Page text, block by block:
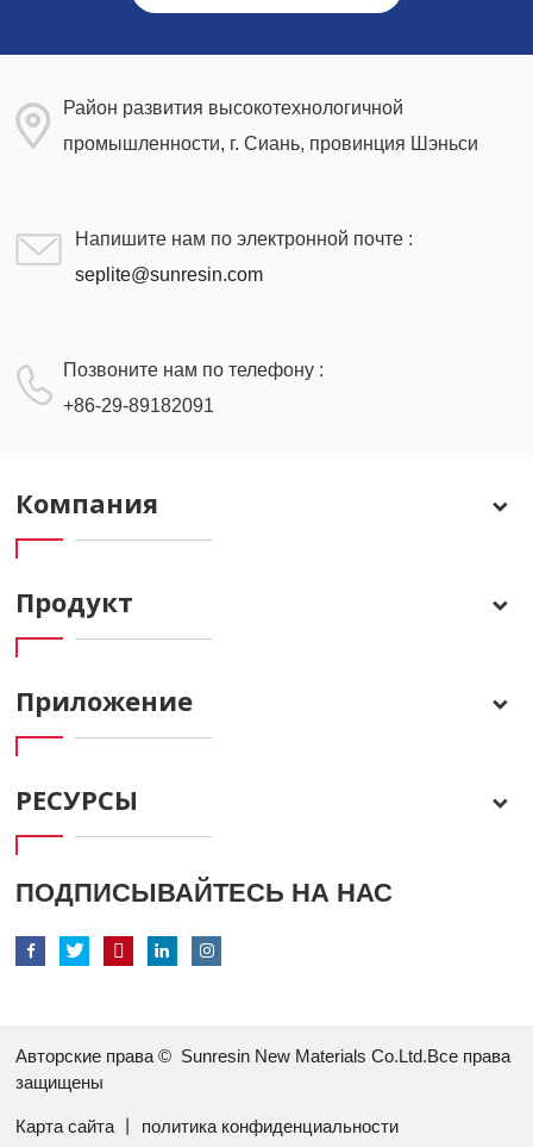
Район развития высокотехнологичной
промышленности, г. Сиань, провинция Шэньси
Напишите нам по электронной почте :
seplite@sunresin.com
Позвоните нам по телефону :
+86-29-89182091
Компания
Продукт
Приложение
РЕСУРСЫ
ПОДПИСЫВАЙТЕСЬ НА НАС
Авторские права © Sunresin New Materials Co.Ltd.Все права
защищены
Карта сайта политика конфиденциальности